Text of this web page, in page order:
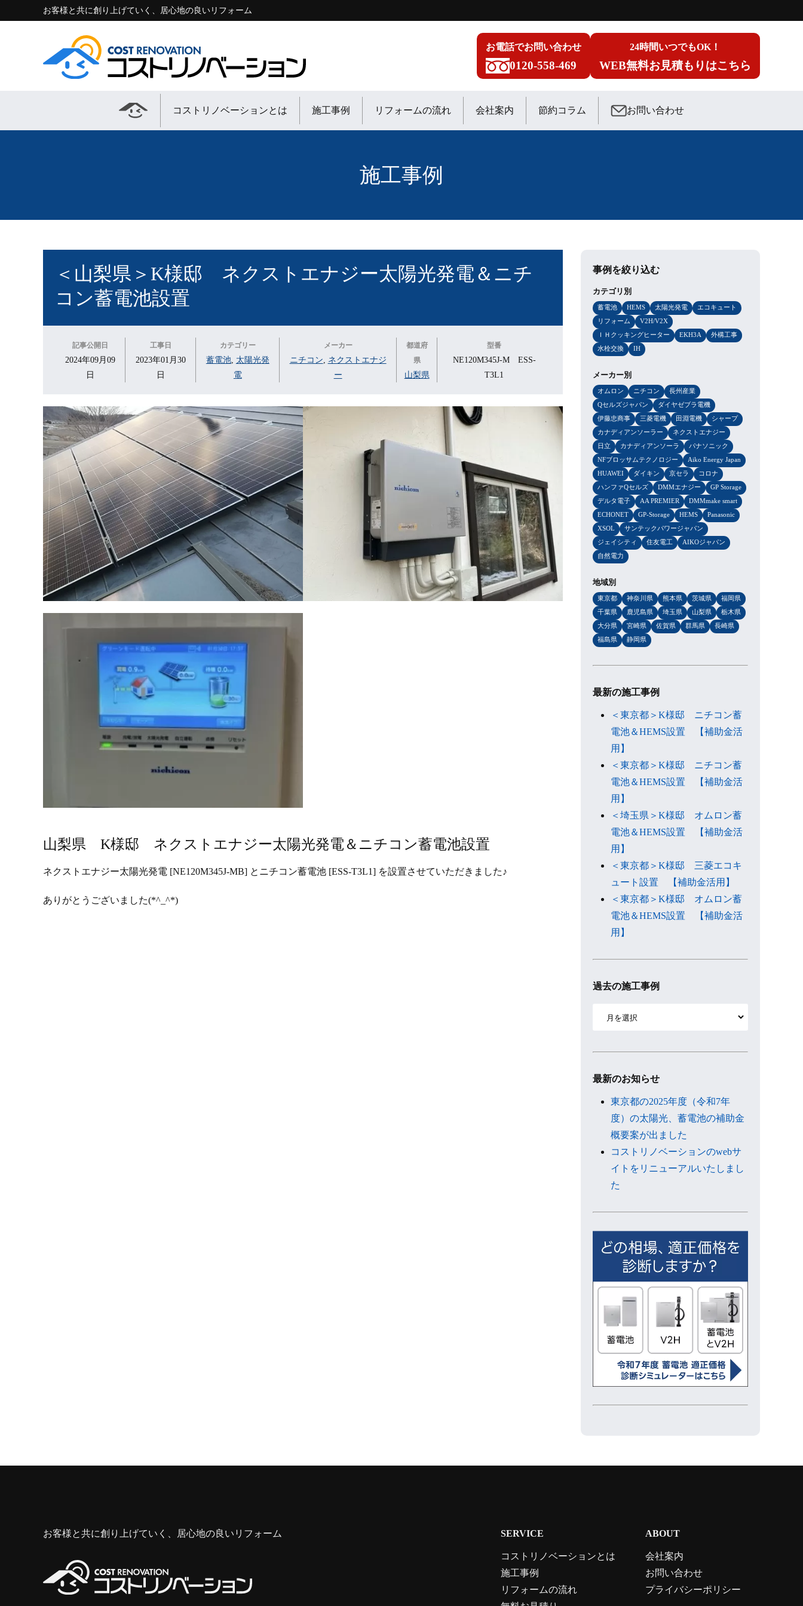
お客様と共に創り上げていく、居心地の良いリフォーム
お電話でお問い合わせ
0120-558-469
24時間いつでもOK！
WEB無料お見積もりはこちら
コストリノベーションとは 施工事例 リフォームの流れ 会社案内 節約コラム お問い合わせ
施工事例
＜山梨県＞K様邸 ネクストエナジー太陽光発電＆ニチ
コン蓄電池設置
記事公開日
2024年09月09
日
工事日
2023年01月30
日
カテゴリー
蓄電池, 太陽光発
電
メーカー
ニチコン
ネクストエナジ
ー
都道府
県
山梨県
型番
NE120M345J-M ESS-
T3L1
山梨県 K様邸 ネクストエナジー太陽光発電＆ニチコン蓄電池設置
ネクストエナジー太陽光発電 [NE120M345J-MB] とニチコン蓄電池 [ESS-T3L1] を設置させていただきました♪
ありがとうございました(*^_^*)
事例を絞り込む
カテゴリ別
蓄電池 HEMS 太陽光発電
エコキュート
リフォーム
V2H/V2X
ＩＨクッキングヒーター
EKH3A
外構工事
水栓交換
IH
メーカー別
オムロン ニチコン
長州産業
Qセルズジャパン
ダイヤゼブラ電機
伊藤忠商事
三菱電機 田淵電機
シャープ
カナディアンソーラー
ネクストエナジー
日立
カナディアンソーラ
パナソニック
NFブロッサムテクノロジー
Aiko Energy Japan
HUAWEI
ダイキン 京セラ
コロナ
ハンファQセルズ
DMMエナジー
GP Storage
デルタ電子
AA PREMIER
DMMmake smart
ECHONET
GP-Storage HEMS
Panasonic
XSOL
サンテックパワージャパン
ジェイシティ
住友電工
AIKOジャパン
自然電力
地域別
東京都 神奈川県 熊本県 茨城県
福岡県
千葉県
鹿児島県 埼玉県 山梨県
栃木県
大分県
宮崎県 佐賀県 群馬県
長崎県
福島県
静岡県
最新の施工事例
＜東京都＞K様邸 ニチコン蓄
電池＆HEMS設置 【補助金活
用】
＜東京都＞K様邸 ニチコン蓄
電池＆HEMS設置 【補助金活
用】
＜埼玉県＞K様邸 オムロン蓄
電池＆HEMS設置 【補助金活
用】
＜東京都＞K様邸 三菱エコキ
ュート設置 【補助金活用】
＜東京都＞K様邸 オムロン蓄
電池＆HEMS設置 【補助金活
用】
過去の施工事例
ブ
最新のお知らせ
東京都の2025年度（令和7年
度）の太陽光、蓄電池の補助金
概要案が出ました
コストリノベーションのwebサ
イトをリニューアルいたしまし
た
お客様と共に創り上げていく、居心地の良いリフォーム SERVICE
コストリノベーションとは
施工事例
リフォームの流れ
ABOUT
会社案内
お問い合わせ
プライバシーポリシー